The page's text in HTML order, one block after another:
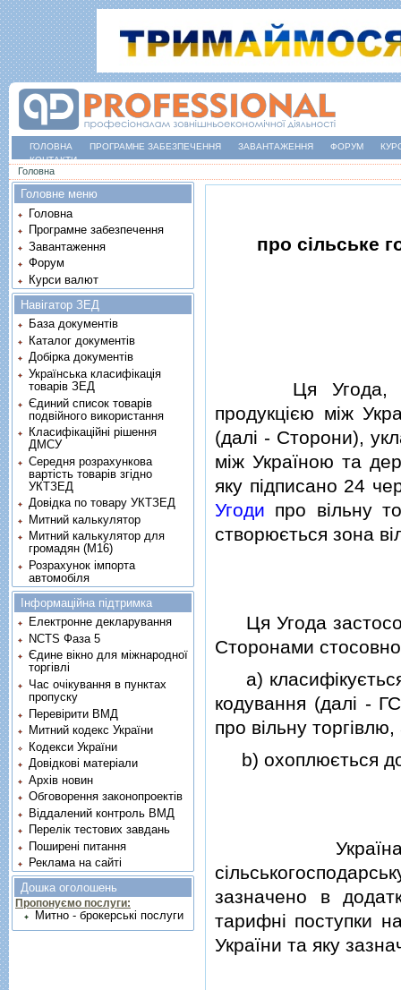
ГОЛОВНА ПРОГРАМНЕ ЗАБЕЗПЕЧЕННЯ ЗАВАНТАЖЕННЯ ФОРУМ
КОНТАКТИ
Ви є тут
Головна
про сiльське
Ця Угода, яка
продукцiєю мiж
(далi - Сторони),
мiж Україною та
яку пiдписано 24
Угоди про вiльну
створюється зона
Ця Угода
Сторонами
a) класифiкується
кодування (далi -
про вiльну торгiвлю,
b) охоплюється
Україна
зазначено в
тарифнi поступки
України та яку
Головне меню
Головна
Програмне забезпечення
Завантаження
Форум
Курси валют
Навігатор ЗЕД
База документів
Каталог документів
Добірка документів
Українська класифікація
товарів ЗЕД
Єдиний список товарів
подвійного використання
Класифікаційні рішення
ДМСУ
Середня розрахункова
вартість товарів згідно
УКТЗЕД
Довідка по товару УКТЗЕД
Митний калькулятор
Митний калькулятор для
громадян (М16)
Розрахунок імпорта
автомобіля
Інформаційна підтримка
Електронне декларування
NCTS Фаза 5
Єдине вікно для міжнародної
торгівлі
Час очікування в пунктах
пропуску
Перевірити ВМД
Митний кодекс України
Кодекси України
Довідкові матеріали
Архів новин
Обговорення законопроектів
Віддалений контроль ВМД
Перелік тестових завдань
Поширені питання
Реклама на сайті
Дошка оголошень
Пропонуємо послуги:
Митно - брокерські послуги